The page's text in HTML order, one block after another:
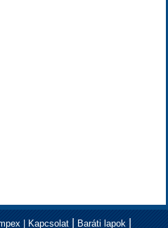
| Kapcsolat| Baráti lapok